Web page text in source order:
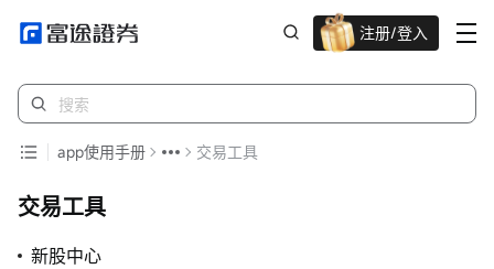
注册/登入
app使用手册 交易工具
交易工具
新股中心